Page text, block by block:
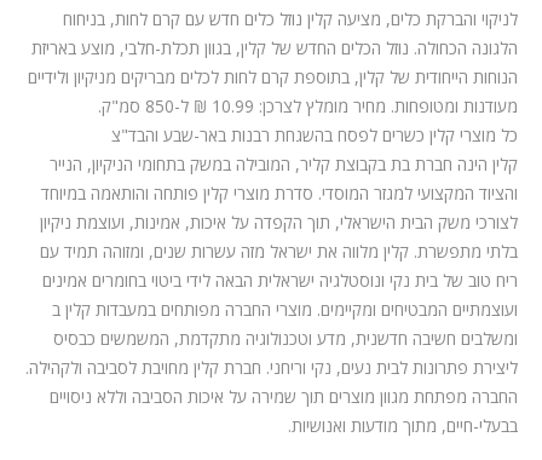
לניקוי והברקת כלים, מציעה קלין נוזל כלים חדש עם קרם לחות, בניחוח
הלגונה הכחולה. נוזל הכלים החדש של קלין, בגוון תכלת-חלבי, מוצע באריזת
הנוחות הייחודית של קלין, בתוספת קרם לחות לכלים מבריקים מניקיון ולידיים
מעודנות ומטופחות. מחיר מומלץ לצרכן: 10.99 ₪ ל-850 סמ"ק.
כל מוצרי קלין כשרים לפסח בהשגחת רבנות באר-שבע והבד"צ
קלין הינה חברת בת בקבוצת קליר, המובילה במשק בתחומי הניקיון, הנייר
והציוד המקצועי למגזר המוסדי. סדרת מוצרי קלין פותחה והותאמה במיוחד
לצורכי משק הבית הישראלי, תוך הקפדה על איכות, אמינות, ועוצמת ניקיון
בלתי מתפשרת. קלין מלווה את ישראל מזה עשרות שנים, ומזוהה תמיד עם
ריח טוב של בית נקי ונוסטלגיה ישראלית הבאה לידי ביטוי בחומרים אמינים
ועוצמתיים המבטיחים ומקיימים. מוצרי החברה מפותחים במעבדות קלין ב
ומשלבים חשיבה חדשנית, מדע וטכנולוגיה מתקדמת, המשמשים כבסיס
ליצירת פתרונות לבית נעים, נקי וריחני. חברת קלין מחויבת לסביבה ולקהילה.
החברה מפתחת מגוון מוצרים תוך שמירה על איכות הסביבה וללא ניסויים
בבעלי-חיים, מתוך מודעות ואנושיות.